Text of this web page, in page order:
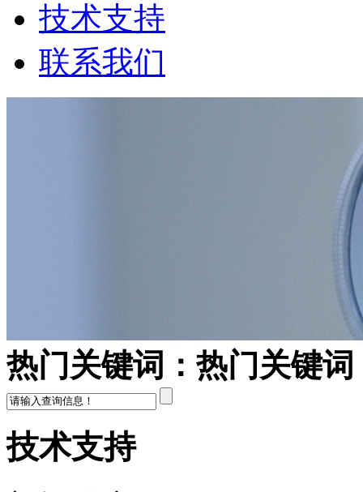
技术支持
联系我们
热门关键词： 热门关键词
技术支持